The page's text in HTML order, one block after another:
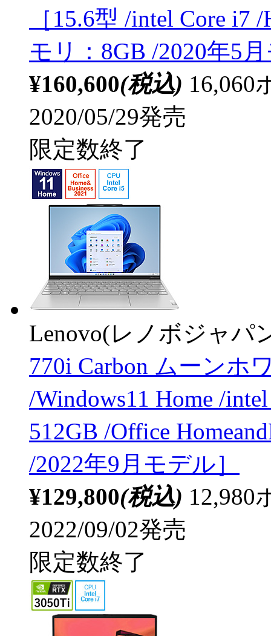
［15.6型 /intel Core i7
モリ：8GB /2020年5
¥160,600(税込) 16,060
2020/05/29発売
限定数終了
Lenovo(レノボジャパ
770i Carbon ムーンホ
/Windows11 Home /
512GB /Office
/2022年9月モデル］
¥129,800(税込) 12,980
2022/09/02発売
限定数終了